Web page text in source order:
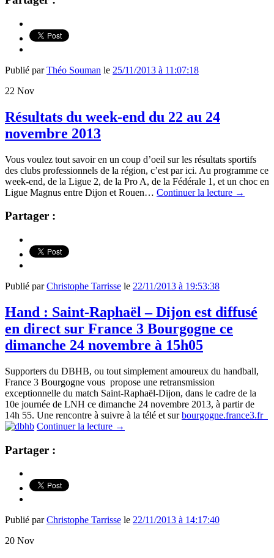
Publié parThéo Souman le 25/11/2013 à 11:07:18
22 Nov
Résultats du week-end du 22 au 24
novembre 2013
Vous voulez tout savoir en un coup d’oeil sur les résultats sportifs
des clubs professionnels de la région, c’est par ici. Au programme ce
week-end, de la Ligue 2, de la Pro A, de la Fédérale 1, et un choc en
Ligue Magnus entre Dijon et Rouen… Continuer la lecture →
Partager :
Publié parChristophe Tarrisse le 22/11/2013 à 19:53:38
Hand : Saint-Raphaël – Dijon est diffusé
en direct sur France 3 Bourgogne ce
dimanche 24 novembre à 15h05
Supporters du DBHB, ou tout simplement amoureux du handball,
France 3 Bourgogne vous propose une retransmission
exceptionnelle du match Saint-Raphaël-Dijon, dans le cadre de la
10e journée de LNH ce dimanche 24 novembre 2013, à partir de
14h 55. Une rencontre à suivre à la télé et surbourgogne.france3.fr
Continuer la lecture →
Partager :
Publié parChristophe Tarrisse le 22/11/2013 à 14:17:40
20 Nov